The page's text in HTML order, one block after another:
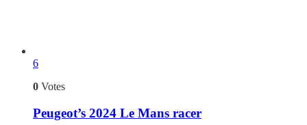
6
0 Votes
Peugeot’s 2024 Le Mans racer